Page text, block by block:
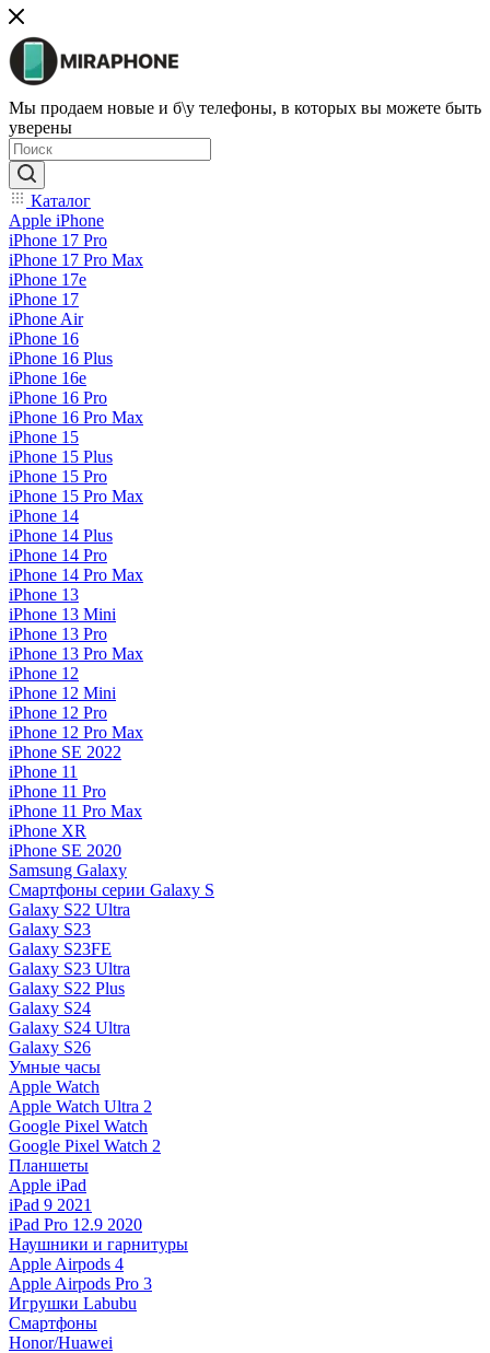
Мы продаем новые и б\у телефоны, в которых вы можете быть
уверены
Каталог
Apple iPhone
iPhone 17 Pro
iPhone 17 Pro Max
iPhone 17e
iPhone 17
iPhone Air
iPhone 16
iPhone 16 Plus
iPhone 16e
iPhone 16 Pro
iPhone 16 Pro Max
iPhone 15
iPhone 15 Plus
iPhone 15 Pro
iPhone 15 Pro Max
iPhone 14
iPhone 14 Plus
iPhone 14 Pro
iPhone 14 Pro Max
iPhone 13
iPhone 13 Mini
iPhone 13 Pro
iPhone 13 Pro Max
iPhone 12
iPhone 12 Mini
iPhone 12 Pro
iPhone 12 Pro Max
iPhone SE 2022
iPhone 11
iPhone 11 Pro
iPhone 11 Pro Max
iPhone XR
iPhone SE 2020
Samsung Galaxy
Смартфоны серии Galaxy S
Galaxy S22 Ultra
Galaxy S23
Galaxy S23FE
Galaxy S23 Ultra
Galaxy S22 Plus
Galaxy S24
Galaxy S24 Ultra
Galaxy S26
Умные часы
Apple Watch
Apple Watch Ultra 2
Google Pixel Watch
Google Pixel Watch 2
Планшеты
Apple iPad
iPad 9 2021
iPad Pro 12.9 2020
Наушники и гарнитуры
Apple Airpods 4
Apple Airpods Pro 3
Игрушки Labubu
Смартфоны
Honor/Huawei